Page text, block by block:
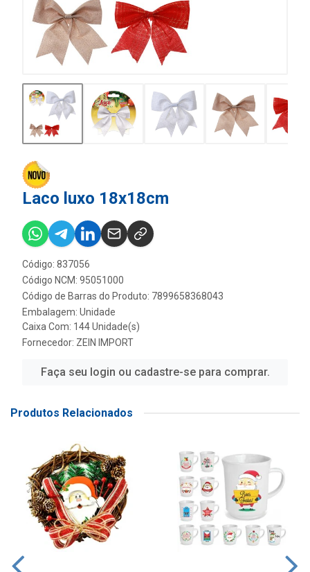
Laco luxo 18x18cm
Código: 837056
Código NCM: 95051000
Código de Barras do Produto: 7899658368043
Embalagem: Unidade
Caixa Com: 144 Unidade(s)
Fornecedor: ZEIN IMPORT
Faça seu login ou cadastre-se para comprar.
Produtos Relacionados